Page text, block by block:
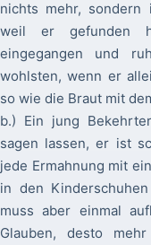
nichts mehr,
weil er gefunden
eingegangen und
wohlsten, wenn er
so wie die Braut mit
b.) Ein jung
sagen lassen, er ist
jede Ermahnung mit
in den
muss aber einmal
Glauben, desto